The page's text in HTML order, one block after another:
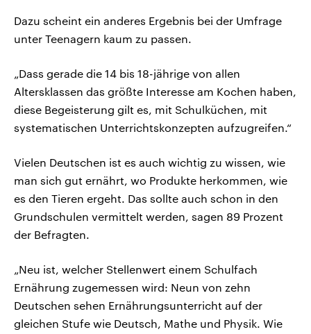
Dazu scheint ein anderes Ergebnis bei der Umfrage
unter Teenagern kaum zu passen.
„Dass gerade die 14 bis 18-jährige von allen
Altersklassen das größte Interesse am Kochen haben,
diese Begeisterung gilt es, mit Schulküchen, mit
systematischen Unterrichtskonzepten aufzugreifen.“
Vielen Deutschen ist es auch wichtig zu wissen, wie
man sich gut ernährt, wo Produkte herkommen, wie
es den Tieren ergeht. Das sollte auch schon in den
Grundschulen vermittelt werden, sagen 89 Prozent
der Befragten.
„Neu ist, welcher Stellenwert einem Schulfach
Ernährung zugemessen wird: Neun von zehn
Deutschen sehen Ernährungsunterricht auf der
gleichen Stufe wie Deutsch, Mathe und Physik. Wie